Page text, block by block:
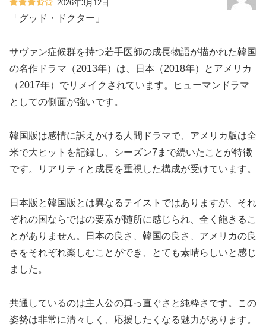
2026年3月12日
「グッド・ドクター」
サヴァン症候群を持つ若手医師の成長物語が描かれた韓国
の名作ドラマ（2013年）は、日本（2018年）とアメリカ
（2017年）でリメイクされています。ヒューマンドラマ
としての側面が強いです。
韓国版は感情に訴えかける人間ドラマで、アメリカ版は全
米で大ヒットを記録し、シーズン7まで続いたことが特徴
です。リアリティと成長を重視した構成が受けています。
日本版と韓国版とは異なるテイストではありますが、それ
ぞれの国ならではの要素が随所に感じられ、全く飽きるこ
とがありません。日本の良さ、韓国の良さ、アメリカの良
さをそれぞれ楽しむことができ、とても素晴らしいと感じ
ました。
共通しているのは主人公の真っ直ぐさと純粋さです。この
姿勢は非常に清々しく、応援したくなる魅力があります。